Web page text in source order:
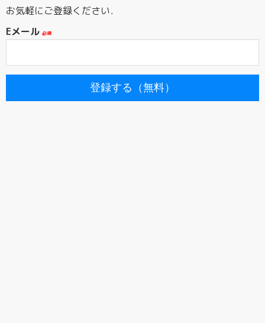
お気軽にご登録ください．
Eメール